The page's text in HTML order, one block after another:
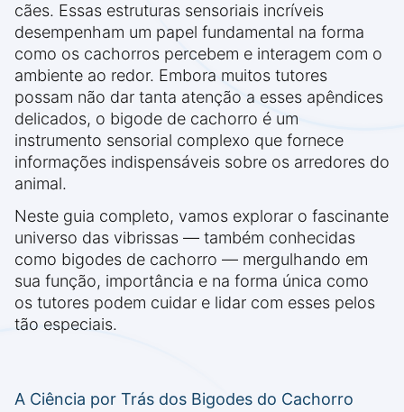
cães. Essas estruturas sensoriais incríveis
desempenham um papel fundamental na forma
como os cachorros percebem e interagem com o
ambiente ao redor. Embora muitos tutores
possam não dar tanta atenção a esses apêndices
delicados, o bigode de cachorro é um
instrumento sensorial complexo que fornece
informações indispensáveis sobre os arredores do
animal.
Neste guia completo, vamos explorar o fascinante
universo das vibrissas — também conhecidas
como bigodes de cachorro — mergulhando em
sua função, importância e na forma única como
os tutores podem cuidar e lidar com esses pelos
tão especiais.
A Ciência por Trás dos Bigodes do Cachorro